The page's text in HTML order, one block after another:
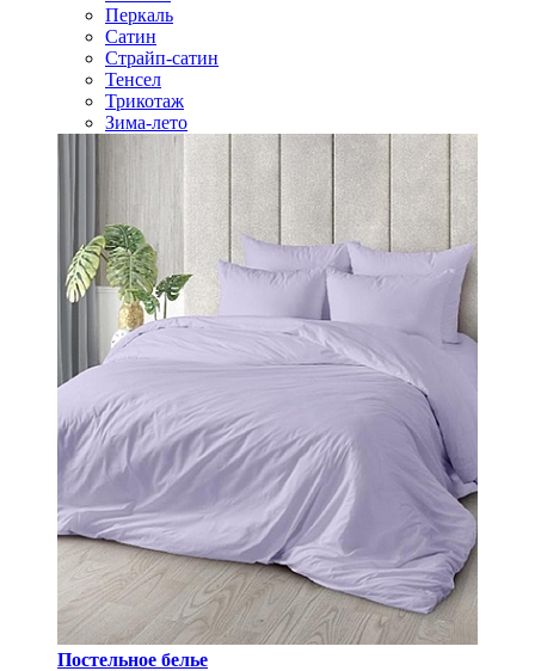
Перкаль
Сатин
Страйп-сатин
Тенсел
Трикотаж
Зима-лето
Постельное белье